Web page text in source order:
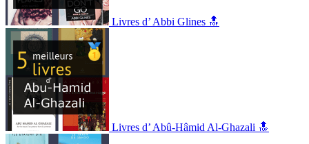
Livres d’ Abbi Glines 🔝
Livres d’ Abû-Hâmid Al-Ghazali 🔝